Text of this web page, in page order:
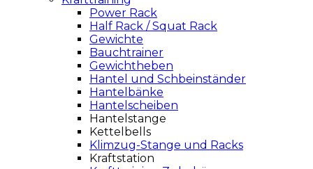
Power Rack
Half Rack / Squat Rack
Gewichte
Bauchtrainer
Gewichtheben
Hantel und Schbeinständer
Hantelbänke
Hantelscheiben
Hantelstange
Kettelbells
Klimzug-Stange und Racks
Kraftstation